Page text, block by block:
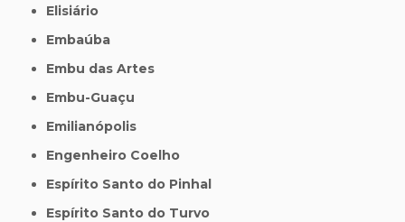
Elisiário
Embaúba
Embu das Artes
Embu-Guaçu
Emilianópolis
Engenheiro Coelho
Espírito Santo do Pinhal
Espírito Santo do Turvo